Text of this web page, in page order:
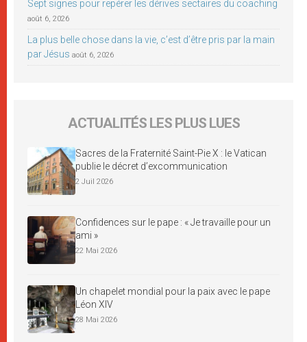
Sept signes pour repérer les dérives sectaires du coaching
août 6, 2026
La plus belle chose dans la vie, c’est d’être pris par la main
par Jésus août 6, 2026
ACTUALITÉS LES PLUS LUES
Sacres de la Fraternité Saint-Pie X : le Vatican
publie le décret d’excommunication
2 Juil 2026
Confidences sur le pape : « Je travaille pour un
ami »
22 Mai 2026
Un chapelet mondial pour la paix avec le pape
Léon XIV
28 Mai 2026